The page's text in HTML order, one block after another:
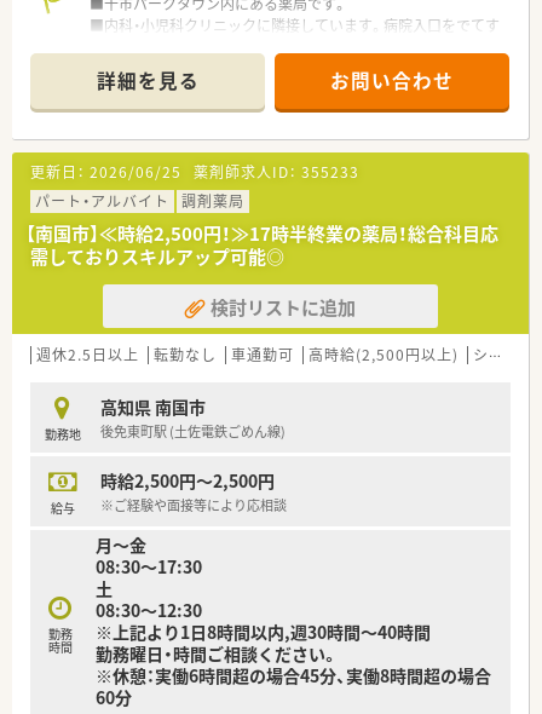
■高知県内を中心にグループ全体で32店舗展開中です。今後も
県内・県外にて店舗を増やしていく方針です。
■総合病院門前からクリニック門前までさまざまな科目の店舗
を運営されています。
■在宅件数はグループ全体で700件以上ございます。在宅専任薬
剤師も複数名いらっしゃいます。
■1年に1回以上学会に参加されており、学会発表チームを立ち
上げ、日々の業務で感じたことや、患者さまからの要望などを議
論して発表の題目を検討されています。
■調剤業務だけでなく、災害対策や野菜の販売等を通して地域貢
献を行われています。
■業務短縮の為、全店舗にて最新機器（電子薬歴・分包機（円盤）・
一部店舗に二次元バーコードやクリーンベンチ、ピッキング鑑査
機 等）を導入されています。
＜こんな方にもオススメ＞
■複数店舗展開されているチェーン薬局を希望されている方
■外来対応だけでなく、在宅業務など幅広く経験していきたい方
等 少しでも気になる方はお気軽にお問い合わせ下さい。
■内科・小児科クリニックに隣接しています。病院入口をでてす
■患者様の状態やご要望に合わせてご提案できるようOTC医薬
品や栄養補助食品、化粧品等豊富に取り揃えています。
■同市内に複数店舗あり協力して店舗運営されています。
■薬剤師2名体制です。管理薬剤師は女性です。
＜業務内容＞
■内科・小児科の処方箋がメインです。
その他、現在月平均40医療機関からの処方箋を受けています。
■処方箋枚数は平均60枚/日となります。
■調剤・投薬・監査など外来処方箋の対応を主にお願い致しま
す。
■投薬口は1カ所。立ち投薬がメインです。
■在宅患者様の対応も行っています。ご経験やご入社後の状況
にあわせてご担当頂く可能性がございます。
＜研修制度＞
■店舗配属後はOJT研修がメインです。
新卒・中途採用関わらず入社後新人研修もございます。
■毎月第3週には新人もベテランも共に勉強会を行います。
勉強会のアーカイブもWEB上で確認することができます。
わたります。
■全店から閲覧できる文献検索システムもあり、個々人で最新の
論文に基づいた勉強ができるような環境も整えられています。
■県外で開催される医療関連の学会や研修会への参加を希望す
る場合、条件によって参加者の旅費等のご負担も行って頂けま
す。
＜法人概要＞
詳細を見る お問い合わせ
更新日： 2026/06/25 薬剤師求人ID： 355233
パート・アルバイト
調剤薬局
【南国市】≪時給2,500円！≫17時半終業の薬局！総合科目応
需しておりスキルアップ可能◎
検討リストに追加
週休2.5日以上 転勤なし 車通勤可 高時給(2,500円以上) シフト制
勤務地
高知県 南国市
後免東町駅 (土佐電鉄ごめん線)
給与
時給2,500円～2,500円
※ご経験や面接等により応相談
勤務
時間
月～金
08:30～17:30
土
08:30～12:30
※上記より1日8時間以内,週30時間～40時間
勤務曜日・時間ご相談ください。
※休憩：実働6時間超の場合45分、実働8時間超の場合
60分